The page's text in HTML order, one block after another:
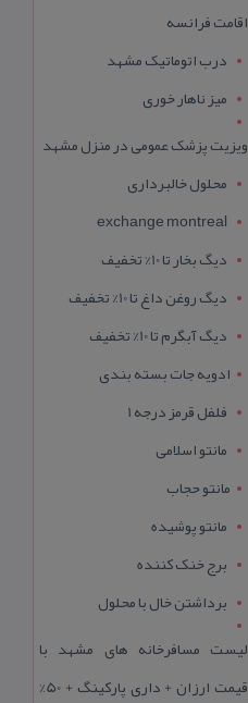
اقامت فرانسه
درب اتوماتیک مشهد
میز ناهار خوری
ویزیت پزشک عمومی در منزل مشهد
محلول خالبرداری
exchange montreal
دیگ بخار تا 10% تخفیف
دیگ روغن داغ تا 10% تخفیف
دیگ آبگرم تا 10% تخفیف
ادویه جات بسته بندی
فلفل قرمز درجه 1
مانتو اسلامی
مانتو حجاب
مانتو پوشیده
برج خنک کننده
برداشتن خال با محلول
لیست مسافرخانه های مشهد با
قیمت ارزان + داری پارکینگ + 50%